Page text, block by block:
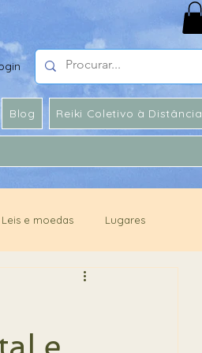
Blog Reiki Coletivo à Distância
Leis e moedas Lugares
Meio Ambiente